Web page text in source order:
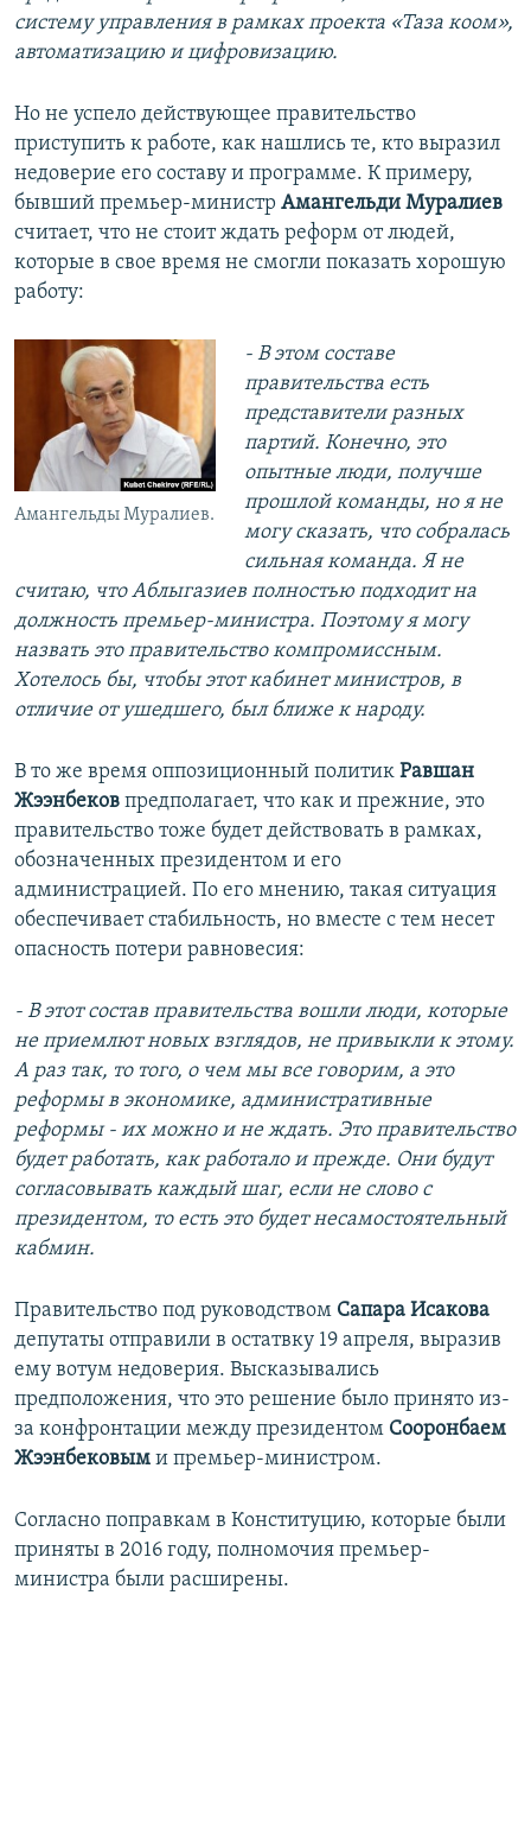
систему управления в рамках проекта «Таза коом»,
автоматизацию и цифровизацию.
Но не успело действующее правительство
приступить к работе, как нашлись те, кто выразил
недоверие его составу и программе. К примеру,
бывший премьер-министр Амангельди Муралиев
считает, что не стоит ждать реформ от людей,
которые в свое время не смогли показать хорошую
работу:
Амангельды Муралиев.
- В этом составе
правительства есть
представители разных
партий. Конечно, это
опытные люди, получше
прошлой команды, но я не
могу сказать, что собралась
сильная команда. Я не
считаю, что Аблыгазиев полностью подходит на
должность премьер-министра. Поэтому я могу
назвать это правительство компромиссным.
Хотелось бы, чтобы этот кабинет министров, в
отличие от ушедшего, был ближе к народу.
В то же время оппозиционный политик Равшан
Жээнбеков предполагает, что как и прежние, это
правительство тоже будет действовать в рамках,
обозначенных президентом и его
администрацией. По его мнению, такая ситуация
обеспечивает стабильность, но вместе с тем несет
опасность потери равновесия:
- В этот состав правительства вошли люди, которые
не приемлют новых взглядов, не привыкли к этому.
А раз так, то того, о чем мы все говорим, а это
реформы в экономике, административные
реформы - их можно и не ждать. Это правительство
будет работать, как работало и прежде. Они будут
согласовывать каждый шаг, если не слово с
президентом, то есть это будет несамостоятельный
кабмин.
Правительство под руководством Сапара Исакова
депутаты отправили в остатвку 19 апреля, выразив
ему вотум недоверия. Высказывались
предположения, что это решение было принято из-
за конфронтации между президентом Сооронбаем
Жээнбековым и премьер-министром.
Согласно поправкам в Конституцию, которые были
приняты в 2016 году, полномочия премьер-
министра были расширены.